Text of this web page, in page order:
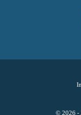
© 2026 -